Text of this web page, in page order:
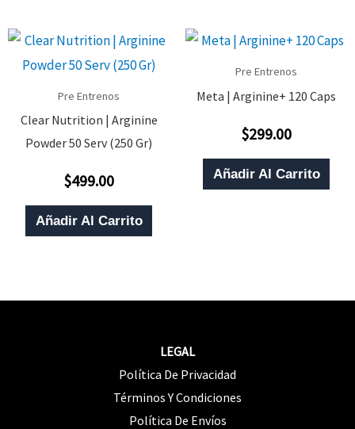
Pre Entrenos
Clear Nutrition | Arginine
Powder 50 Serv (250 Gr)
Valorado
0
De
5
$499.00
Añadir Al Carrito
Pre Entrenos
Meta | Arginine+ 120 Caps
Valorado
0
De
5
$299.00
Añadir Al Carrito
LEGAL
Política De Privacidad
Términos Y Condiciones
Política De Envíos